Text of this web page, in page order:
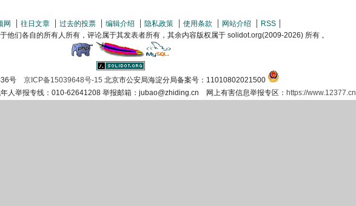
网 往日文章 过去的投票 编辑介绍 隐私政策 使用条款 网站介绍
RSS
他们各自的所有人所有，评论属于其发表者所有，其余内容版权属于 solidot.org(2009-2026) 所有 。
号 京ICP备15039648号-15 北京市公安局海淀分局备案号：11010802021500
人举报专线：010-62641208 举报邮箱：jubao@zhiding.cn 网上有害信息举报专区： https://www.12377.cn